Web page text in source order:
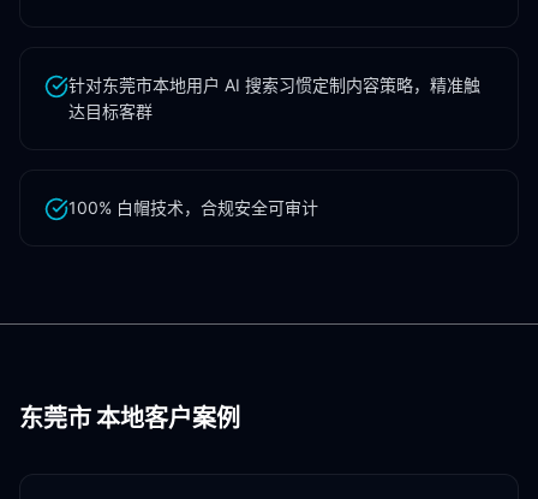
针对东莞市本地用户 AI 搜索习惯定制内容策略，精准触
达目标客群
100% 白帽技术，合规安全可审计
东莞市本地客户案例